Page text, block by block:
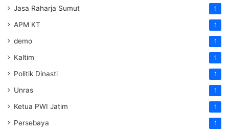
Jasa Raharja Sumut 1
APM KT 1
demo 1
Kaltim 1
Politik Dinasti 1
Unras 1
Ketua PWI Jatim 1
Persebaya 1